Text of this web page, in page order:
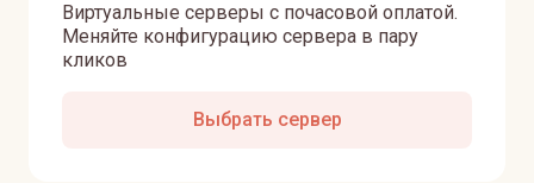
Виртуальные серверы с почасовой оплатой.
Меняйте конфигурацию сервера в пару
кликов
Выбрать сервер